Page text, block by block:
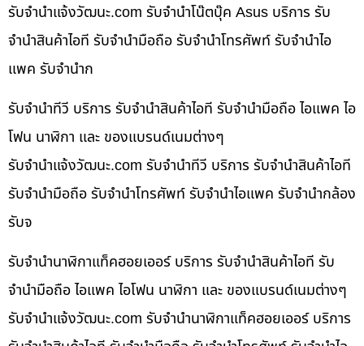
รับจํานําแจ้งวัฒนะ.com รับจำนำโน๊ตบุ๊ค Asus บริการ รับ
จำนำสินค้าไอที รับจำนำมือถือ รับจำนำโทรศัพท์ รับจำนำไอ
แพค รับจำนำก
รับจำนำทีวี บริการ รับจำนำสินค้าไอที รับจำนำมือถือ ไอแพค ไอ
โฟน นาฬิกา และ ของแบรนด์เนมต่างๆ
รับจํานําแจ้งวัฒนะ.com รับจำนำทีวี บริการ รับจำนำสินค้าไอที
รับจำนำมือถือ รับจำนำโทรศัพท์ รับจำนำไอแพค รับจำนำกล้อง
รับจ
รับจำนำนาฬิกาแท็คฮอยเออร์ บริการ รับจำนำสินค้าไอที รับ
จำนำมือถือ ไอแพค ไอโฟน นาฬิกา และ ของแบรนด์เนมต่างๆ
รับจํานําแจ้งวัฒนะ.com รับจำนำนาฬิกาแท็คฮอยเออร์ บริการ